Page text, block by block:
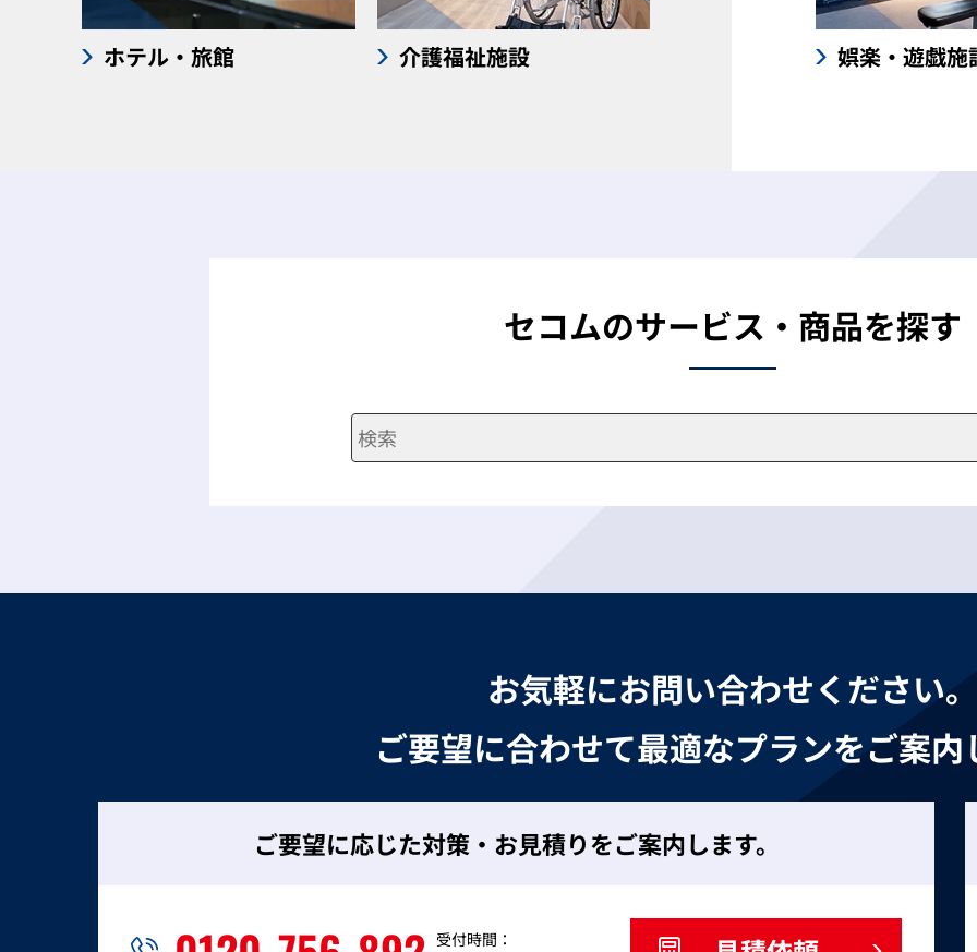
ホテル・旅館 介護福祉施設 娯楽・遊戯施
セコムのサービス・商品を探す
検索キーワード入力
お気軽にお問い合わせください。
ご要望に合わせて最適なプランをご案内
ご要望に応じた対策・お見積りをご案内します。
受付時間：